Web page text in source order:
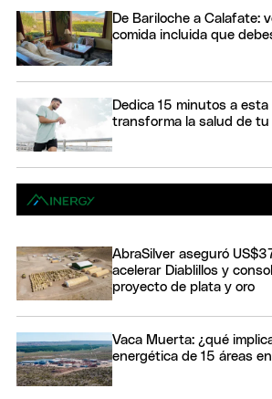
De Bariloche a Calafate:
comida incluida que
Dedica 15 minutos a
transforma la salud de tu
AbraSilver aseguró
acelerar Diablillos y
proyecto de plata y oro
Vaca Muerta: ¿qué
energética de 15 áreas